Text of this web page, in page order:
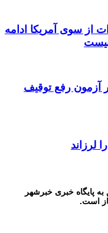
از سوی آمریکا ادامه
آزمون رفع توقیف
پایگاه خبری خبرشهر
است.